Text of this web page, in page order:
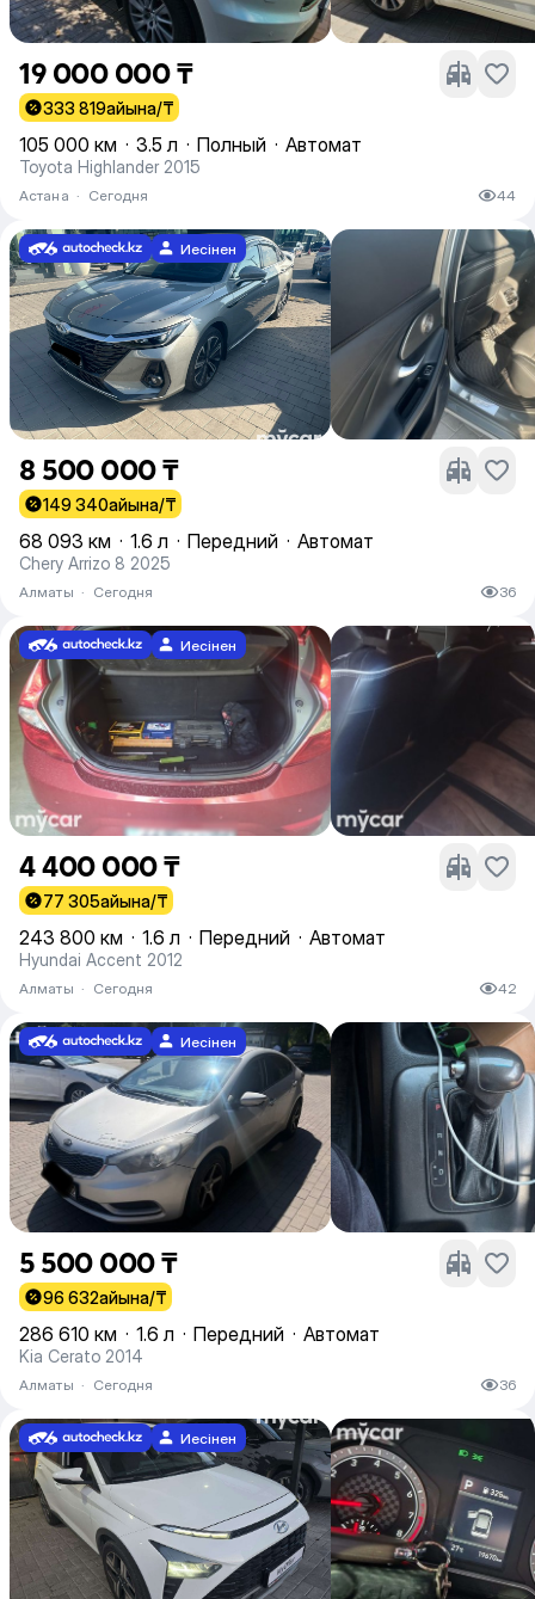
19 000 000 ₸
333 819айына/₸
105 000 км · 3.5 л · Полный · Автомат
Toyota Highlander 2015
Астана · Сегодня 44
Иесінен
8 500 000 ₸
149 340айына/₸
68 093 км · 1.6 л · Передний · Автомат
Chery Arrizo 8 2025
Алматы · Сегодня 36
Иесінен
4 400 000 ₸
77 305айына/₸
243 800 км · 1.6 л · Передний · Автомат
Hyundai Accent 2012
Алматы · Сегодня 42
Иесінен
5 500 000 ₸
96 632айына/₸
286 610 км · 1.6 л · Передний · Автомат
Kia Cerato 2014
Алматы · Сегодня 36
Иесінен